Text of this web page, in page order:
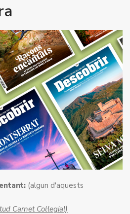
(algun d'aquests
Carnet Col·legial)